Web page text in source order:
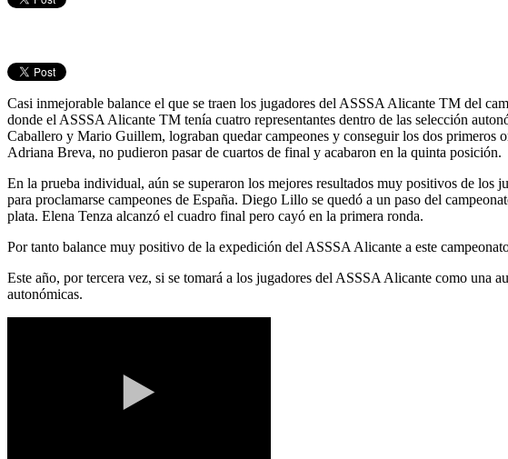
Casi inmejorable balance el que se traen los jugadores del ASSSA Alicante TM del
donde el ASSSA Alicante TM tenía cuatro representantes dentro de las selección
Caballero y Mario Guillem, lograban quedar campeones y conseguir los dos
Adriana Breva, no pudieron pasar de cuartos de final y acabaron en la quinta posición.
En la prueba individual, aún se superaron los mejores resultados muy positivos de
para proclamarse campeones de España. Diego Lillo se quedó a un paso del
plata. Elena Tenza alcanzó el cuadro final pero cayó en la primera ronda.
Por tanto balance muy positivo de la expedición del ASSSA Alicante a este
Este año, por tercera vez, si se tomará a los jugadores del ASSSA Alicante como una
autonómicas.